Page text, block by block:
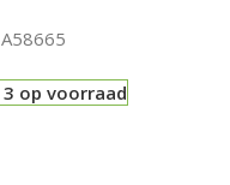
A58665
3 op voorraad